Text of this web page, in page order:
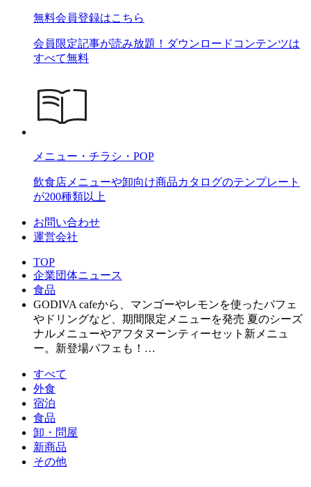
無料会員登録はこちら
会員限定記事が読み放題！ダウンロードコンテンツは
すべて無料
メニュー・チラシ・POP
飲食店メニューや卸向け商品カタログのテンプレート
が200種類以上
お問い合わせ
運営会社
TOP
企業団体ニュース
食品
GODIVA cafeから、マンゴーやレモンを使ったパフェ
やドリングなど、期間限定メニューを発売 夏のシーズ
ナルメニューやアフタヌーンティーセット新メニュ
ー。新登場パフェも！…
すべて
外食
宿泊
食品
卸・問屋
新商品
その他